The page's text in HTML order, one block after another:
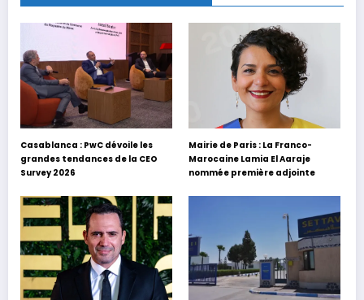
Casablanca : PwC dévoile les
grandes tendances de la CEO
Survey 2026
Mairie de Paris : La Franco-
Marocaine Lamia El Aaraje
nommée première adjointe